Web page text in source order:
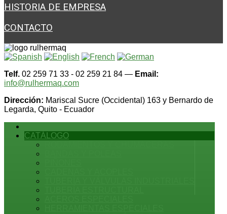
HISTORIA DE EMPRESA
CONTACTO
Telf. 02 259 71 33 - 02 259 21 84 — Email:
info@rulhermaq.com
Dirección: Mariscal Sucre (Occidental) 163 y Bernardo de
Legarda, Quito - Ecuador
CATÁLOGO